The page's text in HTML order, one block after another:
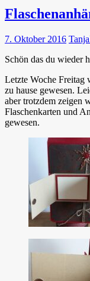
7. Oktober 2016
Schön das du wieder
Letzte Woche Freitag
zu hause gewesen.
aber trotzdem zeigen
Flaschenkarten und
gewesen.